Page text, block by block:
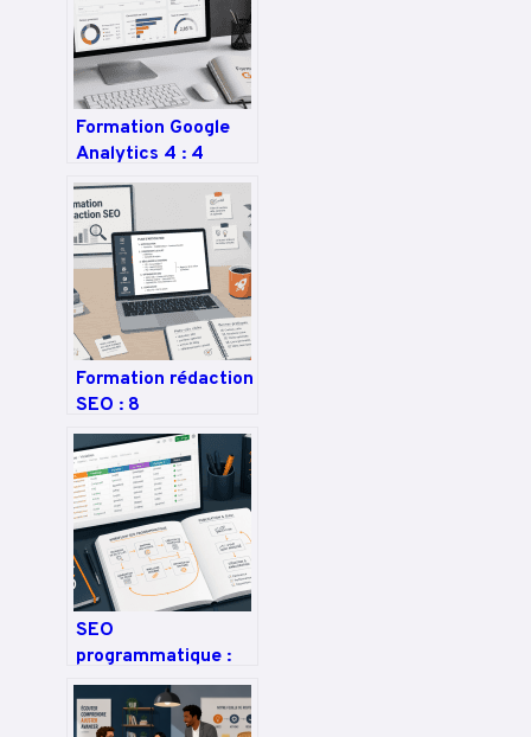
Formation Google
Analytics 4 : 4
modules pour
certifier vos
compétences et
piloter votre
stratégie data
Formation rédaction
SEO : 8
compétences pour
transformer vos
textes en leviers de
croissance
SEO
programmatique :
automatisez la
création de 1000